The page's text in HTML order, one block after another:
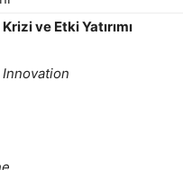
ve Etki Yatırımı